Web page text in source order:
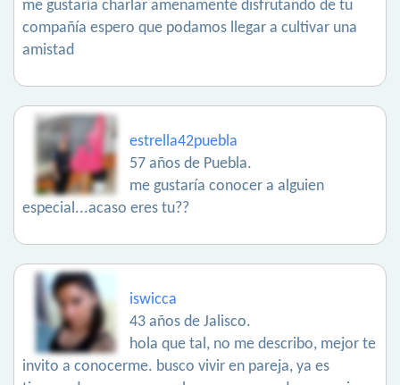
me gustaría charlar amenamente disfrutando de tu
compañía espero que podamos llegar a cultivar una
amistad
estrella42puebla
57 años de Puebla.
me gustaría conocer a alguien
especial...acaso eres tu??
iswicca
43 años de Jalisco.
hola que tal, no me describo, mejor te
invito a conocerme. busco vivir en pareja, ya es